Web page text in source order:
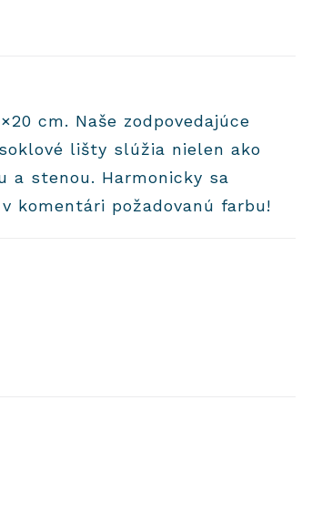
cm. Naše zodpovedajúce
lišty slúžia nielen ako
a stenou. Harmonicky sa
komentári požadovanú farbu!